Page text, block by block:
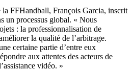
la FFHandball, François Garcia, inscrit
un processus global. « Nous
: la professionnalisation de
la qualité de l’arbitrage.
certaine partie d’entre eux
aux attentes des acteurs de
vidéo. »